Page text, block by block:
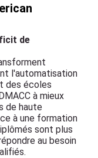
de
l'automatisation
des écoles
à mieux
de haute
à une formation
sont plus
au besoin